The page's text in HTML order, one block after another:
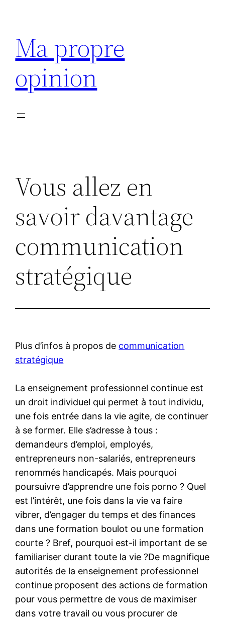
contenu
Ma propre
opinion
Vous allez en
savoir davantage
communication
stratégique
Plus d’infos à propos de communication
stratégique
La enseignement professionnel continue est
un droit individuel qui permet à tout individu,
une fois entrée dans la vie agite, de continuer
à se former. Elle s’adresse à tous :
demandeurs d’emploi, employés,
entrepreneurs non-salariés, entrepreneurs
renommés handicapés. Mais pourquoi
poursuivre d’apprendre une fois porno ? Quel
est l’intérêt, une fois dans la vie va faire
vibrer, d’engager du temps et des finances
dans une formation boulot ou une formation
courte ? Bref, pourquoi est-il important de se
familiariser durant toute la vie ?De magnifique
autorités de la enseignement professionnel
continue proposent des actions de formation
pour vous permettre de vous de maximiser
dans votre travail ou vous procurer de